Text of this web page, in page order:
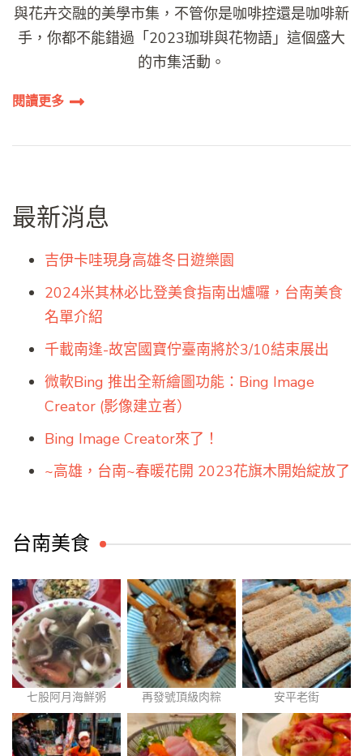
與花卉交融的美學市集，不管你是咖啡控還是咖啡新
手，你都不能錯過「2023珈琲與花物語」這個盛大
的市集活動。
閱讀更多
最新消息
吉伊卡哇現身高雄冬日遊樂園
2024米其林必比登美食指南出爐囉，台南美食
名單介紹
千載南逢-故宮國寶佇臺南將於3/10結束展出
微軟Bing 推出全新繪圖功能：Bing Image
Creator (影像建立者）
Bing Image Creator來了！
~高雄，台南~春暖花開 2023花旗木開始綻放了
台南美食
七股阿月海鮮粥 再發號頂級肉粽 安平老街